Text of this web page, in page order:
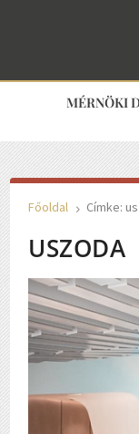
MÉRNÖKI
Főoldal 5 Címke:
USZODA